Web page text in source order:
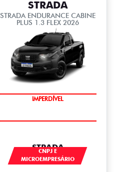
STRADA
STRADA ENDURANCE CABINE
PLUS 1.3 FLEX 2026
IMPERDÍVEL
STRADA
CNPJ E
MICROEMPRESÁRIO